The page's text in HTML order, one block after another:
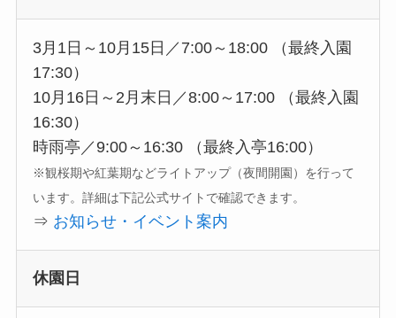
3月1日～10月15日／7:00～18:00 （最終入園
17:30）
10月16日～2月末日／8:00～17:00 （最終入園
16:30）
時雨亭／9:00～16:30 （最終入亭16:00）
※観桜期や紅葉期などライトアップ（夜間開園）を行って
います。詳細は下記公式サイトで確認できます。
⇒ お知らせ・イベント案内
休園日